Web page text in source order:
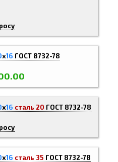
х16 ГОСТ 8732-78
х16 сталь 20 ГОСТ 8732-78
х16 сталь 35 ГОСТ 8732-78